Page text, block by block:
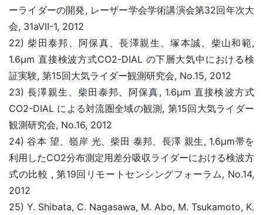
ーライダーの開発, レーザー学会学術講演会第32回年次大
会, 31aⅦ-1, 2012
22) 柴田泰邦、阿保真、長澤親生、塚本誠、柴山和範,
1.6μm 直接検波方式CO2-DIAL の下層大気中における検
証実験, 第15回大気ライダー観測研究会, No.15, 2012
23) 長澤親生、柴田泰邦、阿保真, 1.6μm 直接検波方式
CO2-DIAL による対流圏全域の観測, 第15回大気ライダー
観測研究会, No.16, 2012
24) 谷本 望、嶺岸 光、柴田 泰邦、長澤 親生, 1.6μm帯を
利用したCO2分布測定用差分吸収ライダーにおける検波方
式の比較 , 第19回リモートセンシングフォーラム, No.14,
2012
25) Y. Shibata, C. Nagasawa, M. Abo, M. Tsukamoto, K.